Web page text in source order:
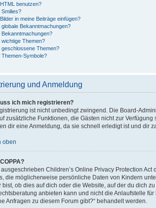
benutzen?
in meine Beiträge einfügen?
globale Bekanntmachungen?
Bekanntmachungen?
wichtige Themen?
geschlossene Themen?
Themen-Symbole?
und Anmeldung
ich mich registrieren?
ist nicht unbedingt zwingend. Die Board-
zusätzliche Funktionen, die Gästen nicht zur
dir eine Anmeldung, da sie schnell erledigt ist und dir
oben
ausgeschrieben Children’s Online Privacy Protection
die möglicherweise persönliche Daten von Kindern
bist, ob dies auf dich oder die Website, auf der du dich
anbieten kann und nicht die Anlaufstelle
Anfragen zu diesem Forum gibt?“ behandelt werden.